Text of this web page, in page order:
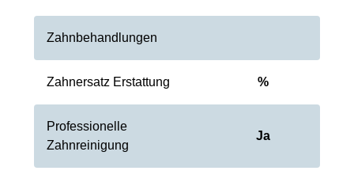
Zahnbehandlungen
Zahnersatz Erstattung %
Professionelle
Zahnreinigung
Ja